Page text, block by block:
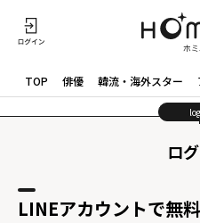
TOP 俳優 韓流・海外スター
ロ
LINEアカウントで無